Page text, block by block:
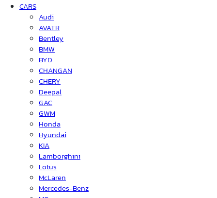
CARS
Audi
AVATR
Bentley
BMW
BYD
CHANGAN
CHERY
Deepal
GAC
GWM
Honda
Hyundai
KIA
Lamborghini
Lotus
McLaren
Mercedes-Benz